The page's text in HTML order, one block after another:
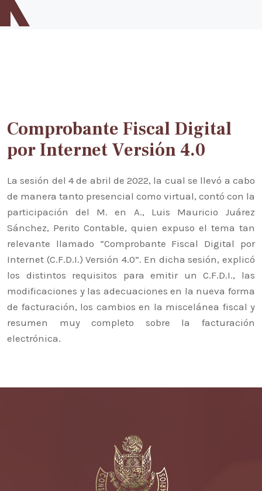
Inicio
Forma parte del equipo notarial
string: 4
Comprobante Fiscal Digital
por Internet Versión 4.0
La sesión del 4 de abril de 2022, la cual se llevó a cabo
de manera tanto presencial como virtual, contó con la
participación del M. en A., Luis Mauricio Juárez
Sánchez, Perito Contable, quien expuso el tema tan
relevante llamado “Comprobante Fiscal Digital por
Internet (C.F.D.I.) Versión 4.0”. En dicha sesión, explicó
los distintos requisitos para emitir un C.F.D.I., las
modificaciones y las adecuaciones en la nueva forma
de facturación, los cambios en la miscelánea fiscal y
resumen muy completo sobre la facturación
electrónica.